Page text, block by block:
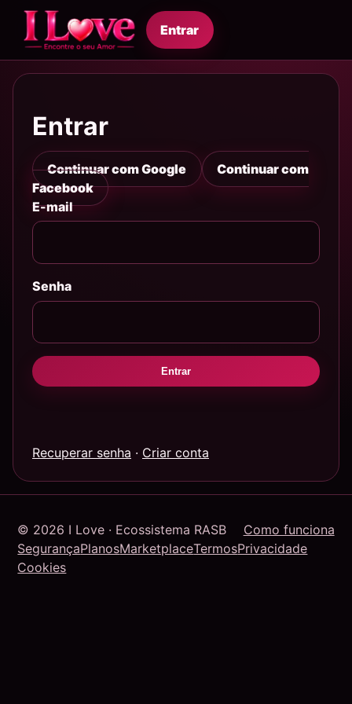
Entrar
Entrar
Continuar com Google
Continuar com
Facebook
E-mail
Senha
Entrar
Recuperar senha · Criar conta
© 2026 I Love · Ecossistema RASB
Como funciona
SegurançaPlanosMarketplaceTermosPrivacidade
Cookies